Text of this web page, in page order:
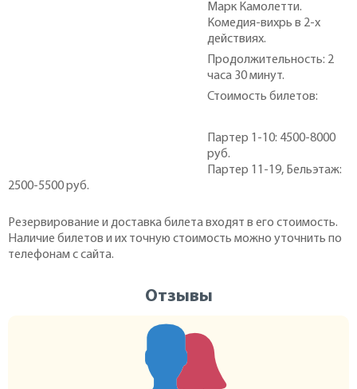
Марк Камолетти.
Комедия-вихрь в 2-х
действиях.
Продолжительность: 2
часа 30 минут.
Стоимость билетов:
Партер 1-10: 4500-8000
руб.
Партер 11-19, Бельэтаж:
2500-5500 руб.
Резервирование и доставка билета входят в его стоимость.
Наличие билетов и их точную стоимость можно уточнить по
телефонам с сайта.
Отзывы